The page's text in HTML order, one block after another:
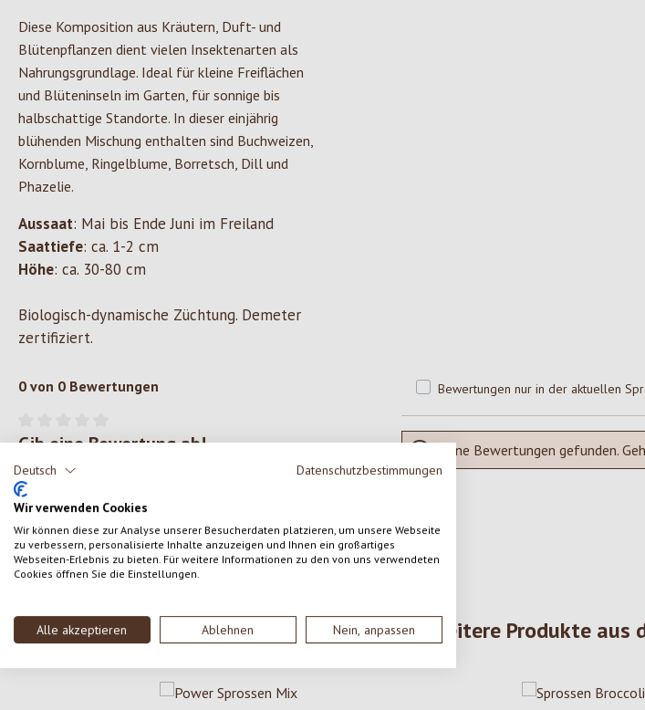
Deutsch Datenschutzbestimmungen
Wir verwenden Cookies
Wir können diese zur Analyse unserer Besucherdaten platzieren, um unsere Webseite
zu verbessern, personalisierte Inhalte anzuzeigen und Ihnen ein großartiges
Webseiten-Erlebnis zu bieten. Für weitere Informationen zu den von uns verwendeten
Cookies öffnen Sie die Einstellungen.
Alle akzeptieren Ablehnen Nein, anpassen
Diese Komposition aus Kräutern, Duft- und
Blütenpflanzen dient vielen Insektenarten als
Nahrungsgrundlage. Ideal für kleine Freiflächen
und Blüteninseln im Garten, für sonnige bis
halbschattige Standorte. In dieser einjährig
blühenden Mischung enthalten sind Buchweizen,
Kornblume, Ringelblume, Borretsch, Dill und
Phazelie.
Aussaat: Mai bis Ende Juni im Freiland
Saattiefe: ca. 1-2 cm
Höhe: ca. 30-80 cm
Biologisch-dynamische Züchtung. Demeter
zertifiziert.
0 von 0 Bewertungen
Durchschnittliche Bewertung von 0 von 5 Sternen
Gib eine Bewertung ab!
Teile deine Erfahrungen mit dem Produkt mit anderen
Kunden.
SCHREIBE EINE BEWERTUNG
Bewertungen nur in der aktuellen
Keine Bewertungen gefunden.
Weitere Produkte aus
Produktgalerie überspringen